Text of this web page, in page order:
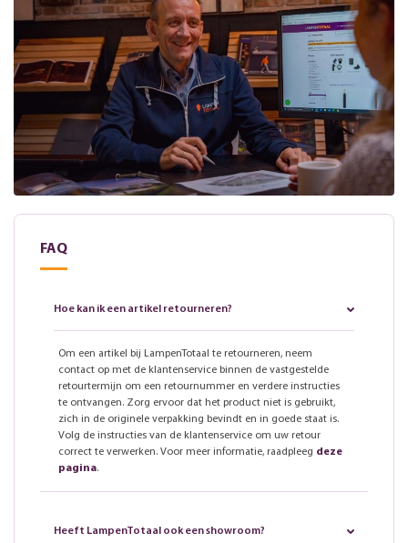
FAQ
Hoe kan ik een artikel retourneren?
Om een artikel bij LampenTotaal te retourneren, neem
contact op met de klantenservice binnen de vastgestelde
retourtermijn om een retournummer en verdere instructies
te ontvangen. Zorg ervoor dat het product niet is gebruikt,
zich in de originele verpakking bevindt en in goede staat is.
Volg de instructies van de klantenservice om uw retour
correct te verwerken. Voor meer informatie, raadpleeg deze
pagina.
Heeft LampenTotaal ook een showroom?